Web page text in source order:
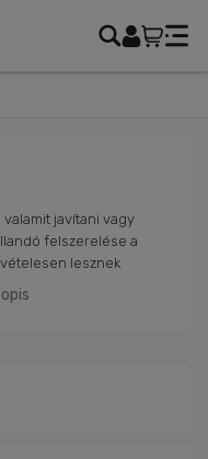
javítani vagy
felszerelése a
lesznek
minőségi kerékpár
Választhatsz SRAM
a bicikli